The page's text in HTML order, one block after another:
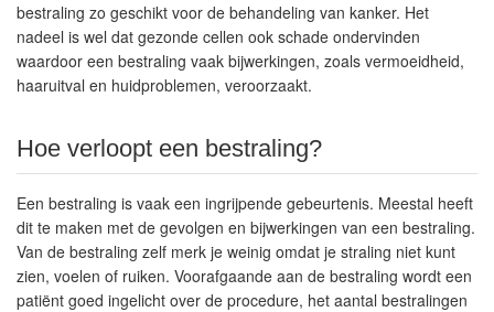
bestraling zo geschikt voor de behandeling van kanker. Het
nadeel is wel dat gezonde cellen ook schade ondervinden
waardoor een bestraling vaak bijwerkingen, zoals vermoeidheid,
haaruitval en huidproblemen, veroorzaakt.
Hoe verloopt een bestraling?
Een bestraling is vaak een ingrijpende gebeurtenis. Meestal heeft
dit te maken met de gevolgen en bijwerkingen van een bestraling.
Van de bestraling zelf merk je weinig omdat je straling niet kunt
zien, voelen of ruiken. Voorafgaande aan de bestraling wordt een
patiënt goed ingelicht over de procedure, het aantal bestralingen